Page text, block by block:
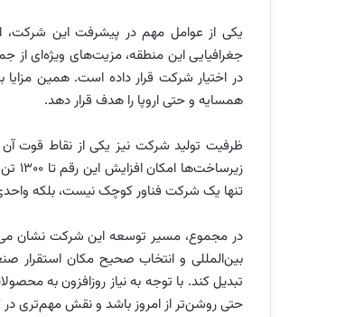
یکی از عوامل مهم در پیشرفت این شرکت،
جغرافیایی این منطقه، مزیت‌های ویژه‌ای از
در اختیار شرکت قرار داده است. همین
همسایه و حتی اروپا را هدف قرار دهد.
ظرفیت تولید شرکت نیز یکی از نقاط قوت
تنها یک شرکت فناور کوچک نیست، بلکه
در مجموع، مسیر توسعه این شرکت نشان
بین‌المللی و انتخاب صحیح مکان استقرار
تبدیل کند. با توجه به نیاز روزافزون به
حتی روشن‌تر از امروز باشد و نقش مهم‌تری